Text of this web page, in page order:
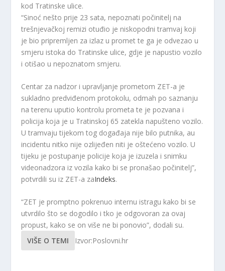
kod Tratinske ulice.
“Sinoć nešto prije 23 sata, nepoznati počinitelj na
trešnjevačkoj remizi otuđio je niskopodni tramvaj koji
je bio pripremljen za izlaz u promet te ga je odvezao u
smjeru istoka do Tratinske ulice, gdje je napustio vozilo
i otišao u nepoznatom smjeru.
Centar za nadzor i upravljanje prometom ZET-a je
sukladno predviđenom protokolu, odmah po saznanju
na terenu uputio kontrolu prometa te je pozvana i
policija koja je u Tratinskoj 65 zatekla napušteno vozilo.
U tramvaju tijekom tog događaja nije bilo putnika, au
incidentu nitko nije ozlijeđen niti je oštećeno vozilo. U
tijeku je postupanje policije koja je izuzela i snimku
videonadzora iz vozila kako bi se pronašao počinitelj”,
potvrdili su iz ZET-a zaIndeks.
“ZET je promptno pokrenuo internu istragu kako bi se
utvrdilo što se dogodilo i tko je odgovoran za ovaj
propust, kako se on više ne bi ponovio”, dodali su.
VIŠE O TEMI
Izvor:Poslovni.hr